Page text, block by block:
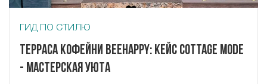
ГИД ПО СТИЛЮ
Терраса кофейни Beehappy: кейс Cottage Mode
- Мастерская Уюта